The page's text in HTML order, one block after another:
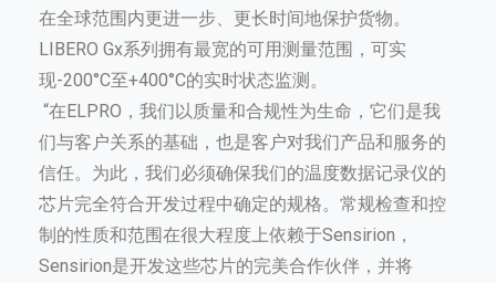
在全球范围内更进一步、更长时间地保护货物。
LIBERO Gx系列拥有最宽的可用测量范围，可实
现-200°C至+400°C的实时状态监测。
“在ELPRO，我们以质量和合规性为生命，它们是我
们与客户关系的基础，也是客户对我们产品和服务的
信任。为此，我们必须确保我们的温度数据记录仪的
芯片完全符合开发过程中确定的规格。常规检查和控
制的性质和范围在很大程度上依赖于Sensirion，
Sensirion是开发这些芯片的完美合作伙伴，并将